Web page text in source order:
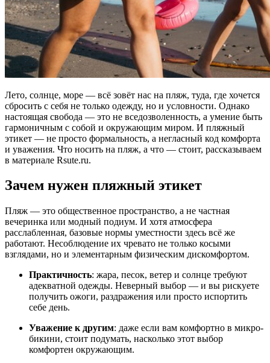
Лето, солнце, море — всё зовёт нас на пляж, туда, где хочется
сбросить с себя не только одежду, но и условности. Однако
настоящая свобода — это не вседозволенность, а умение быть
гармоничным с собой и окружающим миром. И пляжный
этикет — не просто формальность, а негласный код комфорта
и уважения. Что носить на пляж, а что — стоит, рассказываем
в материале Rsute.ru.
Зачем нужен пляжный этикет
Пляж — это общественное пространство, а не частная
вечеринка или модный подиум. И хотя атмосфера
расслабленная, базовые нормы уместности здесь всё же
работают. Несоблюдение их чревато не только косыми
взглядами, но и элементарным физическим дискомфортом.
Практичность: жара, песок, ветер и солнце требуют
адекватной одежды. Неверный выбор — и вы рискуете
получить ожоги, раздражения или просто испортить
себе день.
Уважение к другим: даже если вам комфортно в микро-
бикини, стоит подумать, насколько этот выбор
комфортен окружающим.